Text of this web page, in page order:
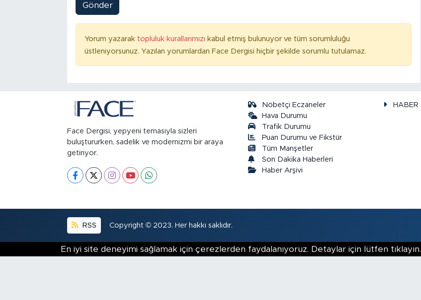
Gönder
Yorum yazarak topluluk kurallarımızı kabul etmiş bulunuyor ve tüm sorumluluğu
üstleniyorsunuz. Yazılan yorumlardan Face Dergisi hiçbir şekilde sorumlu tutulamaz.
Face Dergisi, yepyeni temasıyla sizleri
buluştururken, sadelik ve modernizmi bir araya
getiriyor.
Nöbetçi Eczaneler
Hava Durumu
Trafik Durumu
Puan Durumu ve Fikstür
Tüm Manşetler
Son Dakika Haberleri
Haber Arşivi
HABER
RSS Copyright © 2023. Her hakkı saklıdır.
En iyi site deneyimi sağlamak için çerezlerden faydalanıyoruz. Detaylar için lütfen tıklayın.